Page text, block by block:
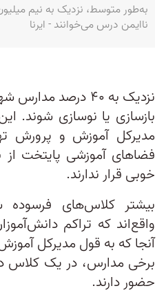
به‌طور متوسط، نزدیک به نیم
ناایمن درس می‌خوانند - ایرنا
نزدیک به ۴۰ درصد
بازسازی یا نوسازی شوند.
مدیرکل آموزش‌ و پرورش
فضاهای آموزشی پایتخت
خوبی قرار ندارند.
بیشتر کلاس‌های فرسوده
واقع‌اند که تراکم
آنجا که به قول مدیرکل
حضور دارند.